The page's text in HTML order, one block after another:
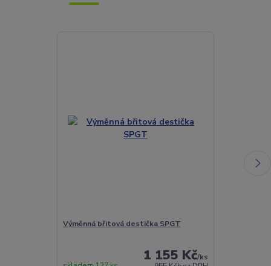
Výměnná břitová destička SPGT
1 155 Kč/ks